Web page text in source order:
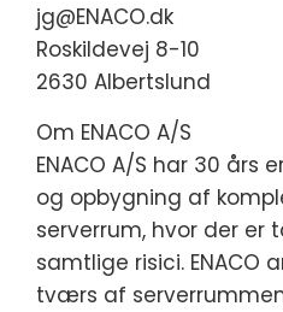
jg@ENACO.dk
Roskildevej 8-10
2630 Albertslund
Om ENACO A/S
ENACO A/S har 30 års
og opbygning af
serverrum, hvor der er
samtlige risici. ENACO
tværs af